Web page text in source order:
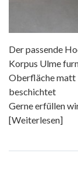
Der passende
Korpus Ulme
Oberfläche matt
beschichtet
Gerne erfüllen
[Weiterlesen]